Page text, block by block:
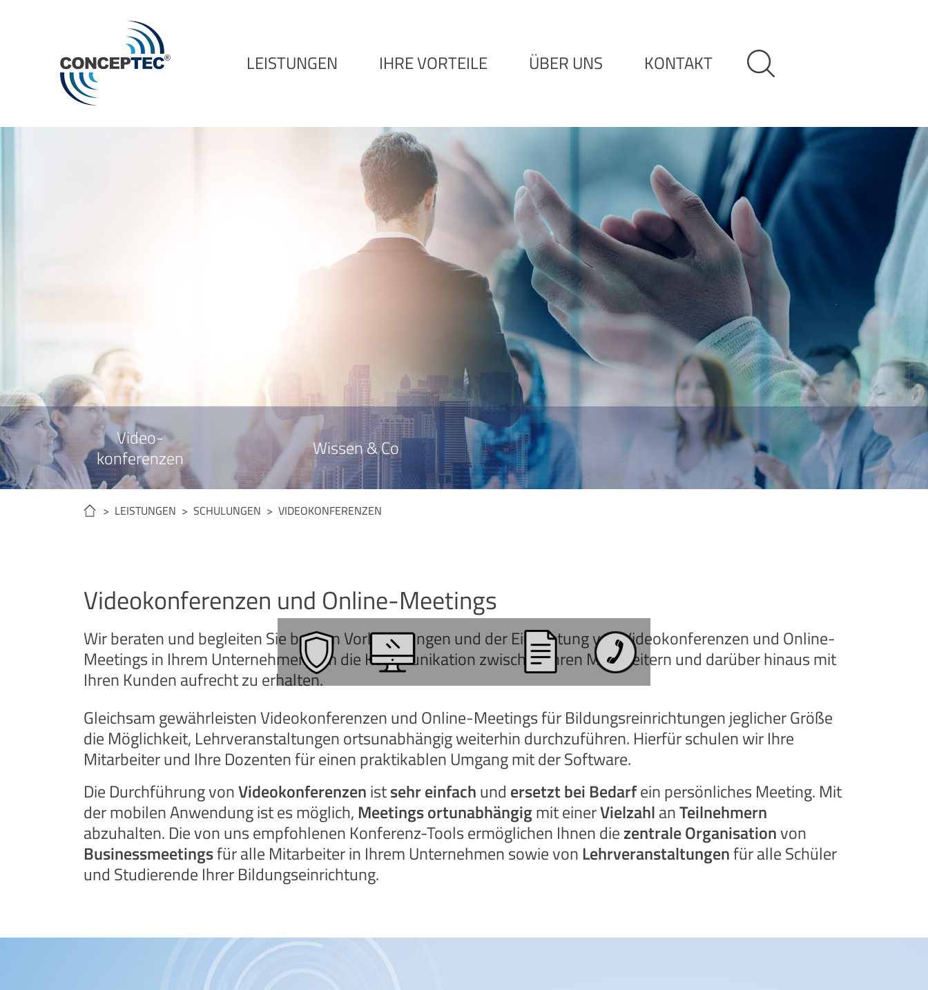
LEISTUNGEN IHRE VORTEILE ÜBER UNS KONTAKT
Video-
konferenzen
Wissen & Co
> LEISTUNGEN > SCHULUNGEN > VIDEOKONFERENZEN
Videokonferenzen und Online-Meetings
Wir beraten und begleiten Sie bei den Vorbereitungen und der Einrichtung von Videokonferenzen und Online-
Meetings in Ihrem Unternehmen, um die Kommunikation zwischen Ihren Mitarbeitern und darüber hinaus mit
Ihren Kunden aufrecht zu erhalten.
Gleichsam gewährleisten Videokonferenzen und Online-Meetings für Bildungsreinrichtungen jeglicher Größe
die Möglichkeit, Lehrveranstaltungen ortsunabhängig weiterhin durchzuführen. Hierfür schulen wir Ihre
Mitarbeiter und Ihre Dozenten für einen praktikablen Umgang mit der Software.
Die Durchführung vonVideokonferenzenistsehr einfachund ersetzt bei Bedarfein persönliches Meeting. Mit
der mobilen Anwendung ist es möglich, Meetings ortunabhängigmit einerVielzahlanTeilnehmern
abzuhalten. Die von uns empfohlenen Konferenz-Tools ermöglichen Ihnen diezentrale Organisationvon
Businessmeetingsfür alle Mitarbeiter in Ihrem Unternehmen sowie von Lehrveranstaltungenfür alle Schüler
und Studierende Ihrer Bildungseinrichtung.